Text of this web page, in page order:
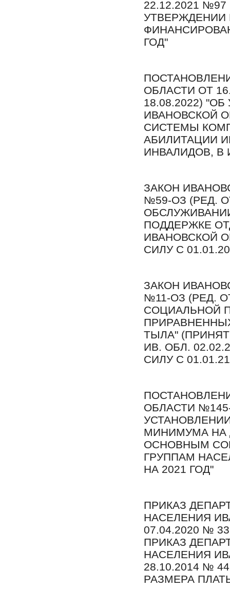
22.12.2021 №97
ГОД"
ОБЛАСТИ ОТ
18.08.2022)
ИВАНОВСКОЙ
СИСТЕМЫ
АБИЛИТАЦИИ
ИНВАЛИДОВ, В
ЗАКОН
№59-ОЗ (РЕД.
ПОДДЕРЖКЕ
ИВАНОВСКОЙ
СИЛУ С
ЗАКОН
№11-ОЗ (РЕД.
СОЦИАЛЬНОЙ
ТЫЛА"
ИВ. ОБЛ.
СИЛУ С 01.01.21
ОБЛАСТИ
МИНИМУМА НА
ОСНОВНЫМ
ГРУППАМ
НА 2021 ГОД"
ПРИКАЗ
НАСЕЛЕНИЯ
07.04.2020 №
ПРИКАЗ
НАСЕЛЕНИЯ
28.10.2014 №
РАЗМЕРА